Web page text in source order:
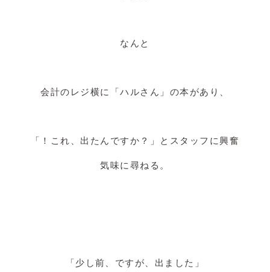
なんと
会計のレジ横に「ハルさん」の本があり、
「！これ、出たんですか？」とスタッフに興奮
気味に尋ねる。
「少し前、ですが、出ました」